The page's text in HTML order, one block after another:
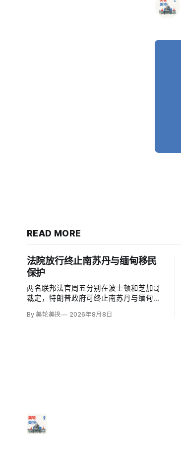
READ MORE
法院放行终止南苏丹与缅甸移民
保护
两名联邦法官周五分别在波士顿和芝加哥
裁定，特朗普政府可终止南苏丹与缅甸公
南苏丹人和约4000名缅甸人失去免遭遣返
By 美轮美换 2026年8月8日